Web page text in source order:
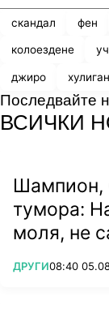
скандал фен
колоездене
джиро
Последвайте
ВСИЧКИ
Шампион,
тумора:
моля, не
ПОВЕЧЕ ОТ
ДРУГИ08:40